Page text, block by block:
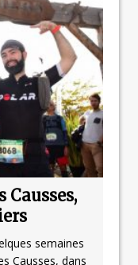
semaines
Causses, dans